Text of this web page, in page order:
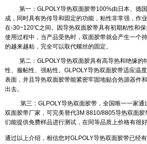
第一：GLPOLY导热双面胶带100%由日本、德
成，同时具有热传导和固定的功能，粘性非常强，作
在-30~120℃之间。因导热双面胶带具有初期粘性和
使用过程中，当产品受热时，双面胶带就会产生一个
的越来越粘，完全可以取代螺丝的固定。
第二：GLPOLY导热双面胶具有高导热和绝缘的
性、服帖性、强粘性。 GLPOLY导热双面胶带适应温
表面，并且导热双面胶带能紧密牢固地贴合热源器件
出去。
第三： GLPOLY导热双面胶带，全国唯一一家通
双面胶带厂家，可完美替代3M 8810/8805导热双面胶
们能提供免费样品进行测试，在同等品质上价格有很好
通过以上介绍，相信您对GLPOLY导热双面胶带已经